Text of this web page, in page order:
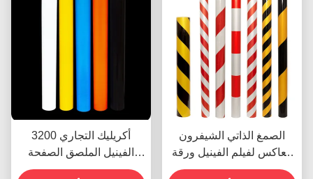
3200 أكريليك التجاري
الفينيل الملصق الصفحة
العاكسة الفيلم المخصص
الصمغ الذاتي الشيفرون
العاكس لفيلم الفينيل ورقة
الفينيل رول الدرجة الإعلانية